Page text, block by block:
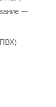
—
ПВХ)